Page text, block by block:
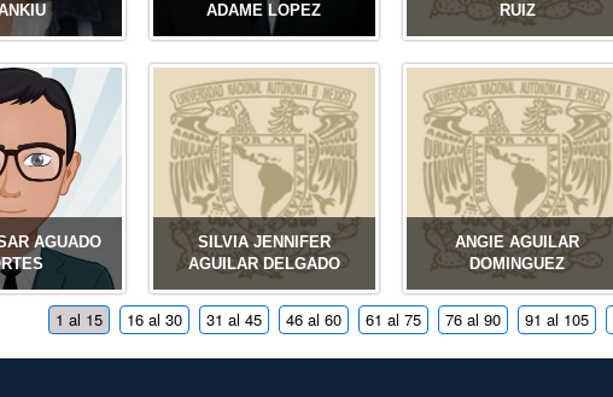
ADAME LOPEZ
RUIZ
AGUADO
SILVIA JENNIFER
AGUILAR DELGADO
ANGIE AGUILAR
DOMINGUEZ
1 al 15 16 al 30 31 al 45 46 al 60 61 al 75 76 al 90 91 al 105